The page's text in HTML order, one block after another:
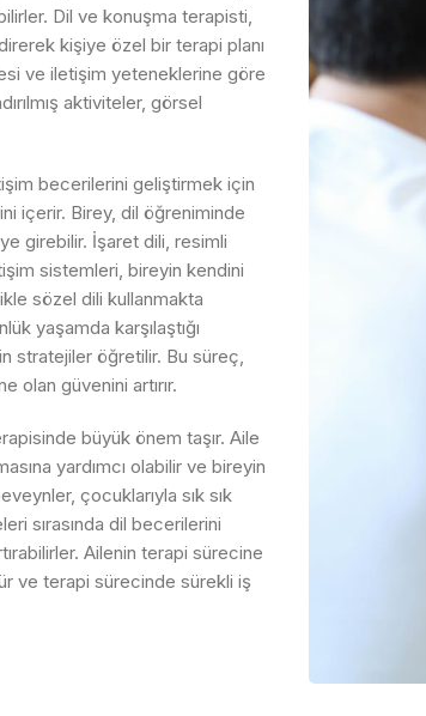
Dil ve konuşma terapisti,
kişiye özel bir terapi planı
ve iletişim yeteneklerine göre
aktiviteler, görsel
becerilerini geliştirmek için
içerir. Birey, dil öğreniminde
girebilir. İşaret dili, resimli
sistemleri, bireyin kendini
sözel dili kullanmakta
yaşamda karşılaştığı
stratejiler öğretilir. Bu süreç,
olan güvenini artırır.
büyük önem taşır. Aile
yardımcı olabilir ve bireyin
çocuklarıyla sık sık
sırasında dil becerilerini
Ailenin terapi sürecine
ve terapi sürecinde sürekli iş